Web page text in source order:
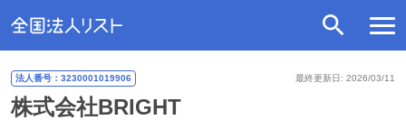
最終更新日: 2026/03/11
法人番号：3230001019906
株式会社BRIGHT